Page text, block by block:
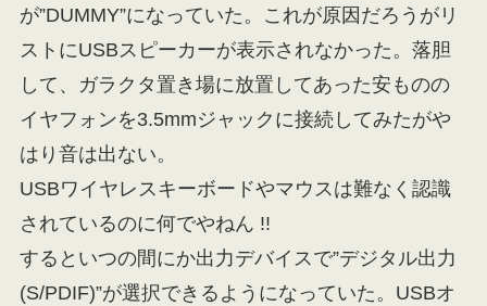
が”DUMMY”になっていた。これが原因だろうがリ
ストにUSBスピーカーが表示されなかった。落胆
して、ガラクタ置き場に放置してあった安ものの
イヤフォンを3.5mmジャックに接続してみたがや
はり音は出ない。
USBワイヤレスキーボードやマウスは難なく認識
されているのに何でやねん !!
するといつの間にか出力デバイスで”デジタル出力
(S/PDIF)”が選択できるようになっていた。USBオ